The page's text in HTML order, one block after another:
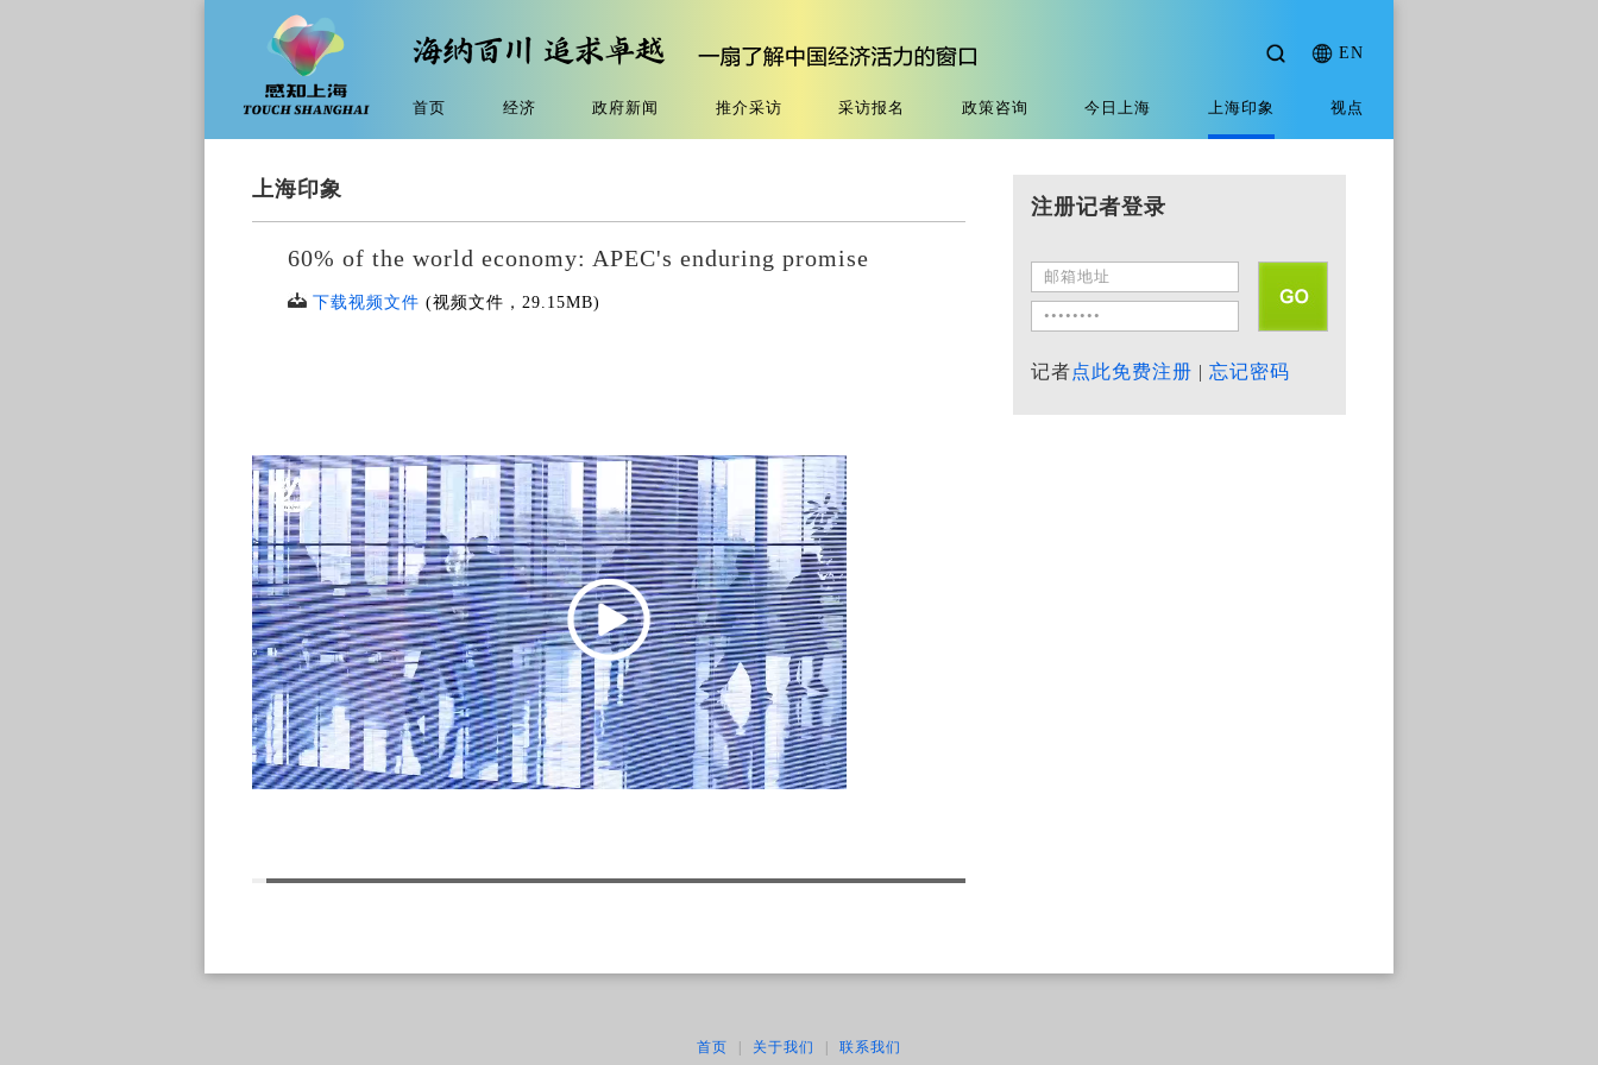
EN
首页 经济 政府新闻 推介采访 采访报名 政策咨询 今日上海 上海印象 视点
上海印象
60% of the world economy: APEC's enduring promise
下载视频文件 (视频文件， 29.15MB)
注册记者登录
记者点此免费注册 | 忘记密码
首页 关于我们 联系我们